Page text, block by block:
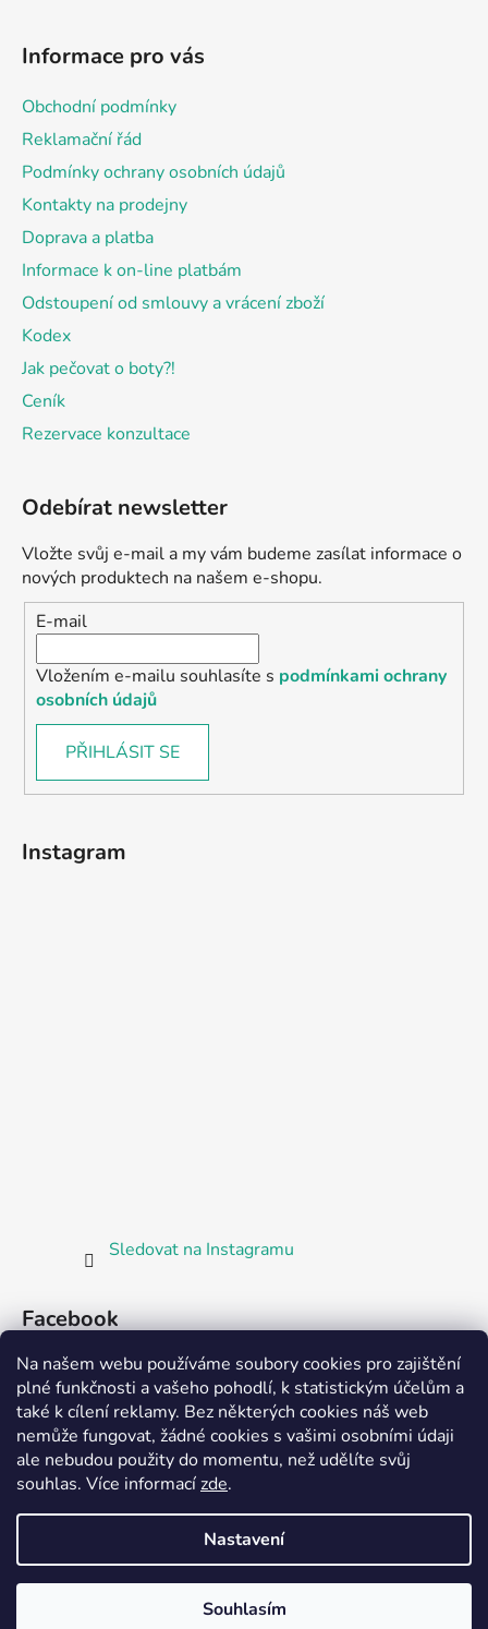
Na našem webu používáme soubory cookies pro zajištění
plné funkčnosti a vašeho pohodlí, k statistickým účelům a
také k cílení reklamy. Bez některých cookies náš web
nemůže fungovat, žádné cookies s vašimi osobními údaji
ale nebudou použity do momentu, než udělíte svůj
souhlas. Více informacízde.
Nastavení
Souhlasím
Informace pro vás
Obchodní podmínky
Reklamační řád
Podmínky ochrany osobních údajů
Kontakty na prodejny
Doprava a platba
Informace k on-line platbám
Odstoupení od smlouvy a vrácení zboží
Kodex
Jak pečovat o boty?!
Ceník
Rezervace konzultace
Odebírat newsletter
Vložte svůj e-mail a my vám budeme zasílat informace o
nových produktech na našem e-shopu.
E-mail
Vložením e-mailu souhlasíte s podmínkami ochrany
osobních údajů
PŘIHLÁSIT SE
Instagram
Sledovat na Instagramu
Facebook
Partnerská prodejna Barefoot Plzeň
Vytvořil Shoptet
Bosorka Plzeň